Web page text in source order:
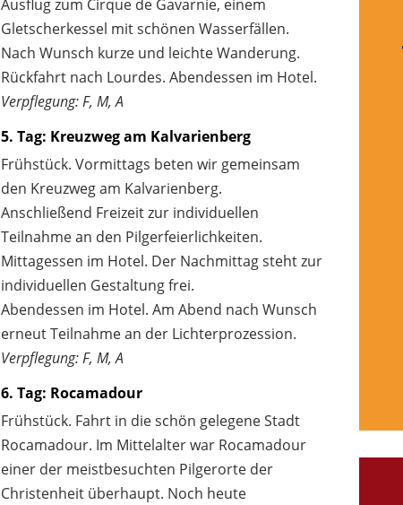
Ausflug zum Cirque de Gavarnie, einem
Gletscherkessel mit schönen Wasserfällen.
Nach Wunsch kurze und leichte Wanderung.
Rückfahrt nach Lourdes. Abendessen im Hotel.
Verpflegung: F, M, A
5. Tag: Kreuzweg am Kalvarienberg
Frühstück. Vormittags beten wir gemeinsam
den Kreuzweg am Kalvarienberg.
Anschließend Freizeit zur individuellen
Teilnahme an den Pilgerfeierlichkeiten.
Mittagessen im Hotel. Der Nachmittag steht zur
individuellen Gestaltung frei.
Abendessen im Hotel. Am Abend nach Wunsch
erneut Teilnahme an der Lichterprozession.
Verpflegung: F, M, A
6. Tag: Rocamadour
Frühstück. Fahrt in die schön gelegene Stadt
Rocamadour. Im Mittelalter war Rocamadour
einer der meistbesuchten Pilgerorte der
Christenheit überhaupt. Noch heute